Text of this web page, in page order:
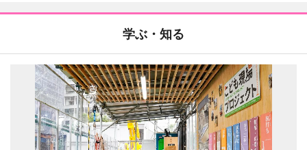
学ぶ・知る